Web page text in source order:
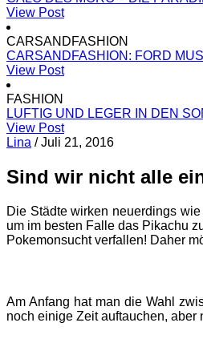
View Post
CARSANDFASHION
CARSANDFASHION: FORD
View Post
FASHION
LUFTIG UND LEGER IN DEN
View Post
Lina /Juli 21, 2016
Sind wir nicht alle
Die Städte wirken neuerdings
um im besten Falle das Pikachu
Pokemonsucht verfallen! Daher
Am Anfang hat man die Wahl
noch einige Zeit auftauchen,